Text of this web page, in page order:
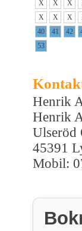
X
X X
X
X X
40
41 42
53
Henrik
Henrik
Ulseröd
45391
Mobil: